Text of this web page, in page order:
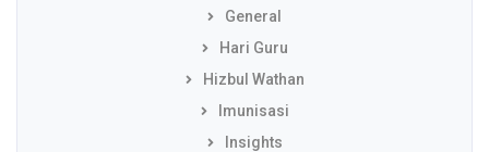
General
Hari Guru
Hizbul Wathan
Imunisasi
Insights